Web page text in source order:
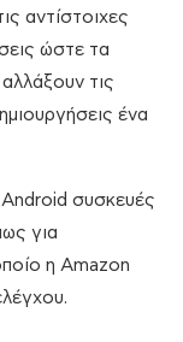
αντίστοιχες
ώστε τα
τις
ένα
Android συσκευές
για
η Amazon